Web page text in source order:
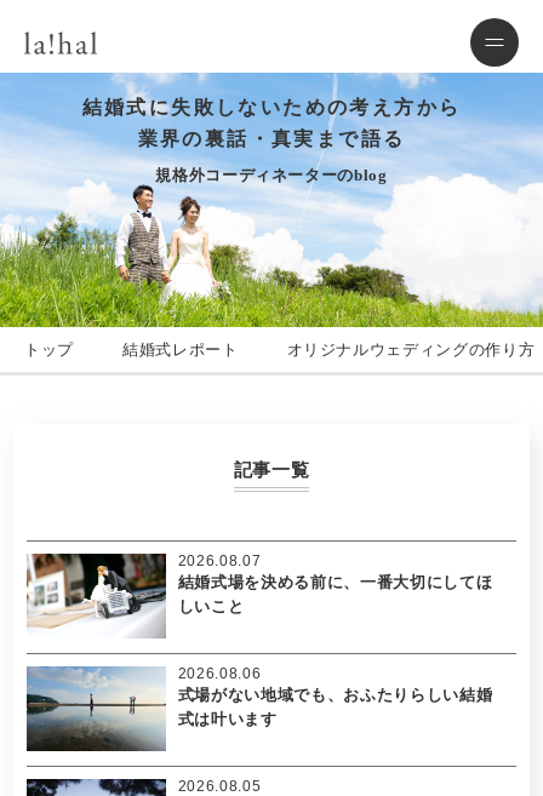
結婚式に失敗しないための考え方から
業界の裏話・真実まで語る
規格外コーディネーターのblog
トップ 結婚式レポート オリジナルウェディングの作り方
記事一覧
結婚式場を決める前に、一番大切にしてほ
しいこと
2026.08.07
式場がない地域でも、おふたりらしい結婚
式は叶います
2026.08.06
2026.08.05